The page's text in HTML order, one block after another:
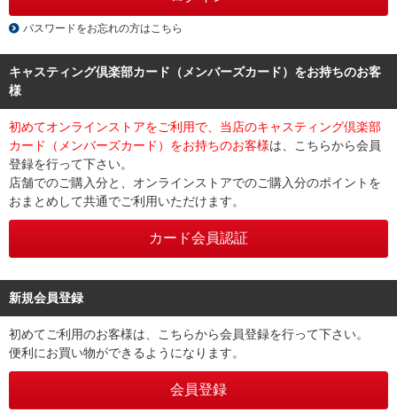
パスワードをお忘れの方はこちら
キャスティング倶楽部カード（メンバーズカード）をお持ちのお客
様
初めてオンラインストアをご利用で、当店のキャスティング倶楽部
カード（メンバーズカード）をお持ちのお客様は、こちらから会員
登録を行って下さい。
店舗でのご購入分と、オンラインストアでのご購入分のポイントを
おまとめして共通でご利用いただけます。
新規会員登録
初めてご利用のお客様は、こちらから会員登録を行って下さい。
便利にお買い物ができるようになります。